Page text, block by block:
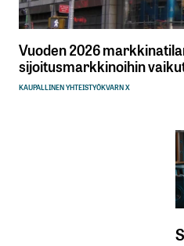
Vuoden 2026
sijoitusmarkkinoihin
KAUPALLINEN YHTEISTYÖKVARN X